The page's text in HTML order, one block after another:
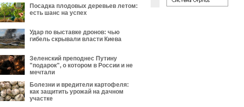
Посадка плодовых деревьев летом:
есть шанс на успех
Удар по выставке дронов: чью
гибель скрывали власти Киева
Зеленский преподнес Путину
"подарок", о котором в России и не
мечтали
Болезни и вредители картофеля:
как защитить урожай на дачном
участке